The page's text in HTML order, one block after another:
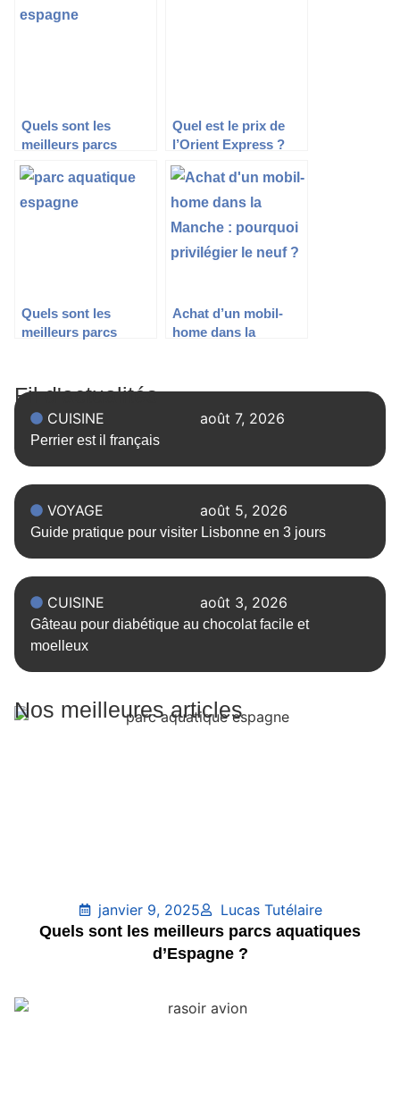
Quels sont les
meilleurs parcs
d’attractions en
Espagne ?
Quel est le prix de
l’Orient Express ?
Quels sont les
meilleurs parcs
Achat d’un mobil-
home dans la
Fil d'actualités
CUISINE août 7, 2026
Perrier est il français
VOYAGE août 5, 2026
Guide pratique pour visiter Lisbonne en 3 jours
CUISINE août 3, 2026
Gâteau pour diabétique au chocolat facile et
moelleux
Nos meilleures articles
janvier 9, 2025
Lucas Tutélaire
Quels sont les meilleurs parcs aquatiques
d’Espagne ?